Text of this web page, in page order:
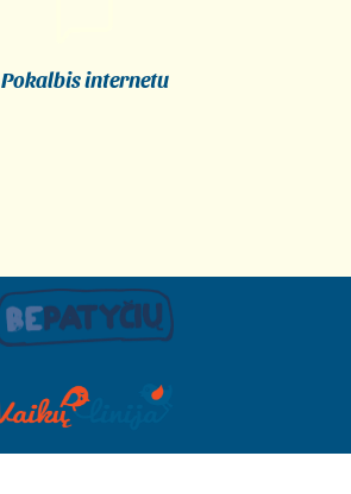
Pokalbis internetu